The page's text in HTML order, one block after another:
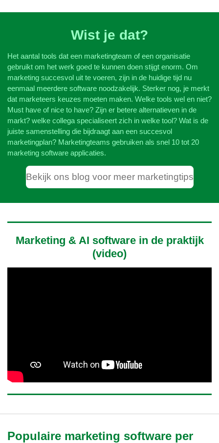
Wist je dat?
Het aantal tools dat een marketingteam of een organisatie
gebruikt om het werk goed te kunnen doen stijgt enorm. Om
marketing succesvol uit te voeren, zijn in de huidige tijd nu
eenmaal meerdere software noodzakelijk. Sterker nog, je merkt
dat marketeers keuzes moeten maken. Welke tools wel en niet?
Must have of nice to have? Zijn er betere alternatieven in de
markt? welke collega specialiseert zich in welke tool? Wat is de
juiste samenstelling die bijdraagt aan een succesvol
marketingplan? Marketingteams gebruiken als snel 10 tot 20
marketing software applicaties.
Bekijk ons blog voor meer marketingtips
Marketing & AI software in de praktijk
(video)
Populaire marketing software per